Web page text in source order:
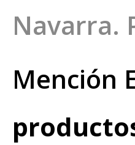
Navarra.
Mención